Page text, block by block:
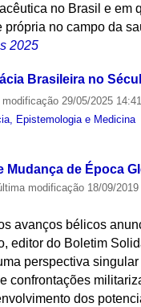
no Brasil e em
no campo da
2025
Brasileira no
modificação 29/05/2025
Epistemologia e Medicina
de Época
modificação 18/09/
avanços bélicos
editor do Boletim
perspectiva
confrontações
dos